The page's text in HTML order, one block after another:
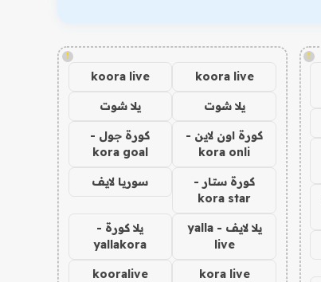
!
!
koora live
koora live
يلا شوت يلا شوت
كورة اون لاين -
kora onli
كورة جول -
kora goal
كورة ستار -
kora star
سوريا لايف
يلا لايف - yalla
live
يلا كورة -
yallakora
kora live
kooralive